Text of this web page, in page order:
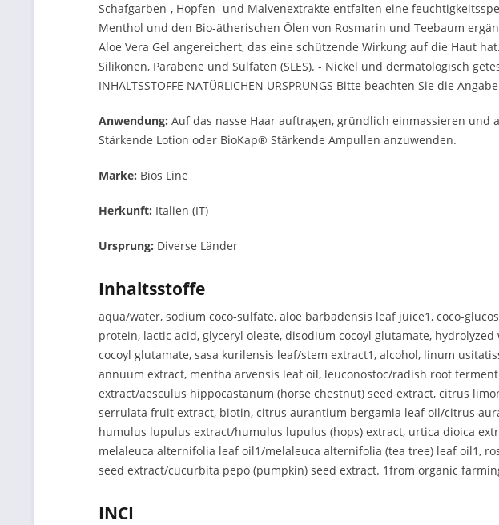
Schafgarben-, Hopfen- und Malvenextrakte entfalten eine
Menthol und den Bio-ätherischen Ölen von Rosmarin und Teebaum
Aloe Vera Gel angereichert, das eine schützende Wirkung auf die Haut hat.
Silikonen, Parabene und Sulfaten (SLES). - Nickel und dermatologisch
INHALTSSTOFFE NATÜRLICHEN URSPRUNGS Bitte beachten Sie die
Anwendung: Auf das nasse Haar auftragen, gründlich einmassieren
Stärkende Lotion oder BioKap® Stärkende Ampullen anzuwenden.
Marke: Bios Line
Herkunft: Italien (IT)
Ursprung: Diverse Länder
Inhaltsstoffe
aqua/water, sodium coco-sulfate, aloe barbadensis leaf juice1, coco-
protein, lactic acid, glyceryl oleate, disodium cocoyl glutamate,
cocoyl glutamate, sasa kurilensis leaf/stem extract1, alcohol, linum
annuum extract, mentha arvensis leaf oil, leuconostoc/radish root
extract/aesculus hippocastanum (horse chestnut) seed extract, citrus
serrulata fruit extract, biotin, citrus aurantium bergamia leaf oil/citrus
humulus lupulus extract/humulus lupulus (hops) extract, urtica dioica
melaleuca alternifolia leaf oil1/melaleuca alternifolia (tea tree) leaf oil1,
seed extract/cucurbita pepo (pumpkin) seed extract. 1from organic
INCI